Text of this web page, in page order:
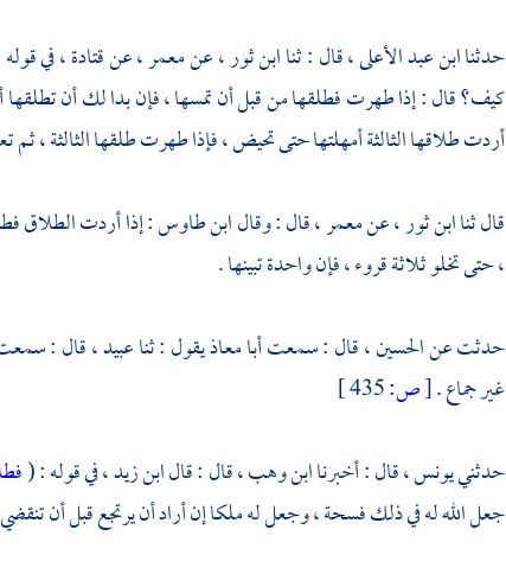
حدثناابن عبد الأعلى ،قال : ثناابن ثور ،عنمعمر ،عنقتادة ،في
كيف؟ قال : إذا طهرت فطلقها من قبل أن تمسها ، فإن بدا لك أن
أردت طلاقها الثالثة أمهلتها حتى تحيض ، فإذا طهرت طلقها الثالثة ،
قال ثناابن ثور ،عنمعمر ،قال : وقالابن طاوس: إذا أردت الطلاق
، حتى تخلو ثلاثة قروء ، فإن واحدة تبينها .
حدثت عنالحسين ،قال : سمعتأبا معاذيقول : ثناعبيد ،قال :
غير جماع .[ص:
حدثنييونس ،قال : أخبرناابن وهب ،قال : قالابن زيد ،في قوله : (
جعل الله له في ذلك فسحة ، وجعل له ملكا إن أراد أن يرتجع قبل أن